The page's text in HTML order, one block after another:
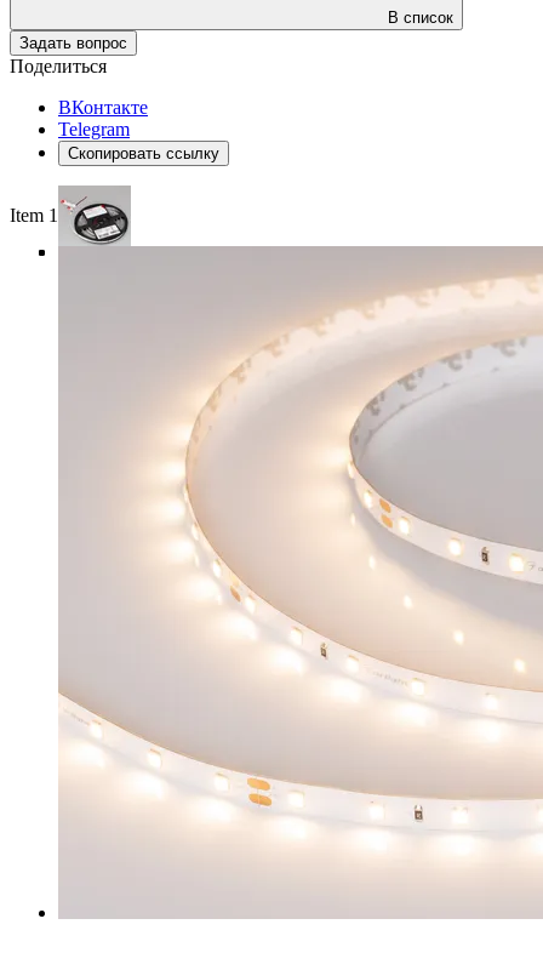
В список
Задать вопрос
Поделиться
ВКонтакте
Telegram
Скопировать ссылку
Item 1 of 4